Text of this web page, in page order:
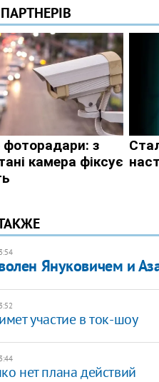
Януковичем и
участие в ток-шоу
нет плана действий